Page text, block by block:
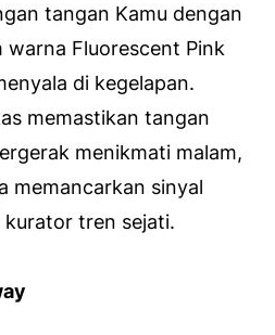
tangan Kamu dengan
warna Fluorescent Pink
di kegelapan.
memastikan tangan
menikmati malam,
memancarkan sinyal
kurator tren sejati.